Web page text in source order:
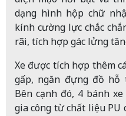
dạng hình hộp chữ
kính cường lực chắc
rãi, tích hợp gác lửng
Xe được tích hợp thêm
gấp, ngăn đựng đồ hỗ
Bên cạnh đó, 4 bánh
gia công từ chất liệu PU